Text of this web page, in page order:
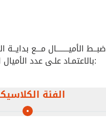
مـــع بدايــة
بالاعتمـاد علـى عدد الأميال المتراكمة وفق التالي:
الفئة